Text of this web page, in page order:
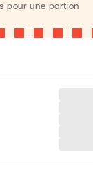
pour une portion